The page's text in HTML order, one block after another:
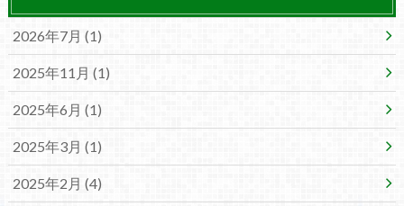
2026年7月 (1)
2025年11月 (1)
2025年6月 (1)
2025年3月 (1)
2025年2月 (4)